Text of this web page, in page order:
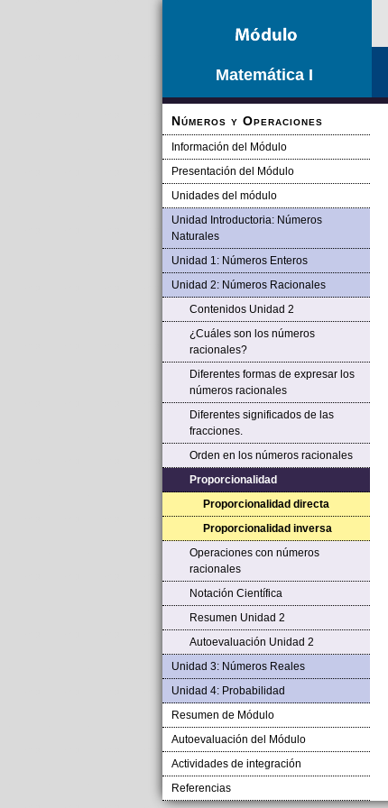
Matemática I
Números y Operaciones
Información del Módulo
Presentación del Módulo
Unidades del módulo
Unidad Introductoria: Números
Naturales
Unidad 1: Números Enteros
Unidad 2: Números Racionales
Contenidos Unidad 2
¿Cuáles son los números
racionales?
Diferentes formas de expresar los
números racionales
Diferentes significados de las
fracciones.
Orden en los números racionales
Proporcionalidad
Proporcionalidad directa
Proporcionalidad inversa
Operaciones con números
racionales
Notación Científica
Resumen Unidad 2
Autoevaluación Unidad 2
Unidad 3: Números Reales
Unidad 4: Probabilidad
Resumen de Módulo
Autoevaluación del Módulo
Actividades de integración
Referencias